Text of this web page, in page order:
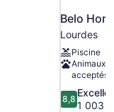
Belo
Lourdes
Piscine
Animaux
acceptés
8.8
sur
8,8
1 003